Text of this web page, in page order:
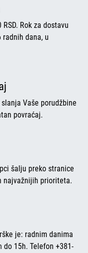
Rok za dostavu
radnih dana, u
Vaše porudžbine
povraćaj.
šalju preko stranice
najvažnijih prioriteta.
je: radnim danima
do 15h. Telefon +381-